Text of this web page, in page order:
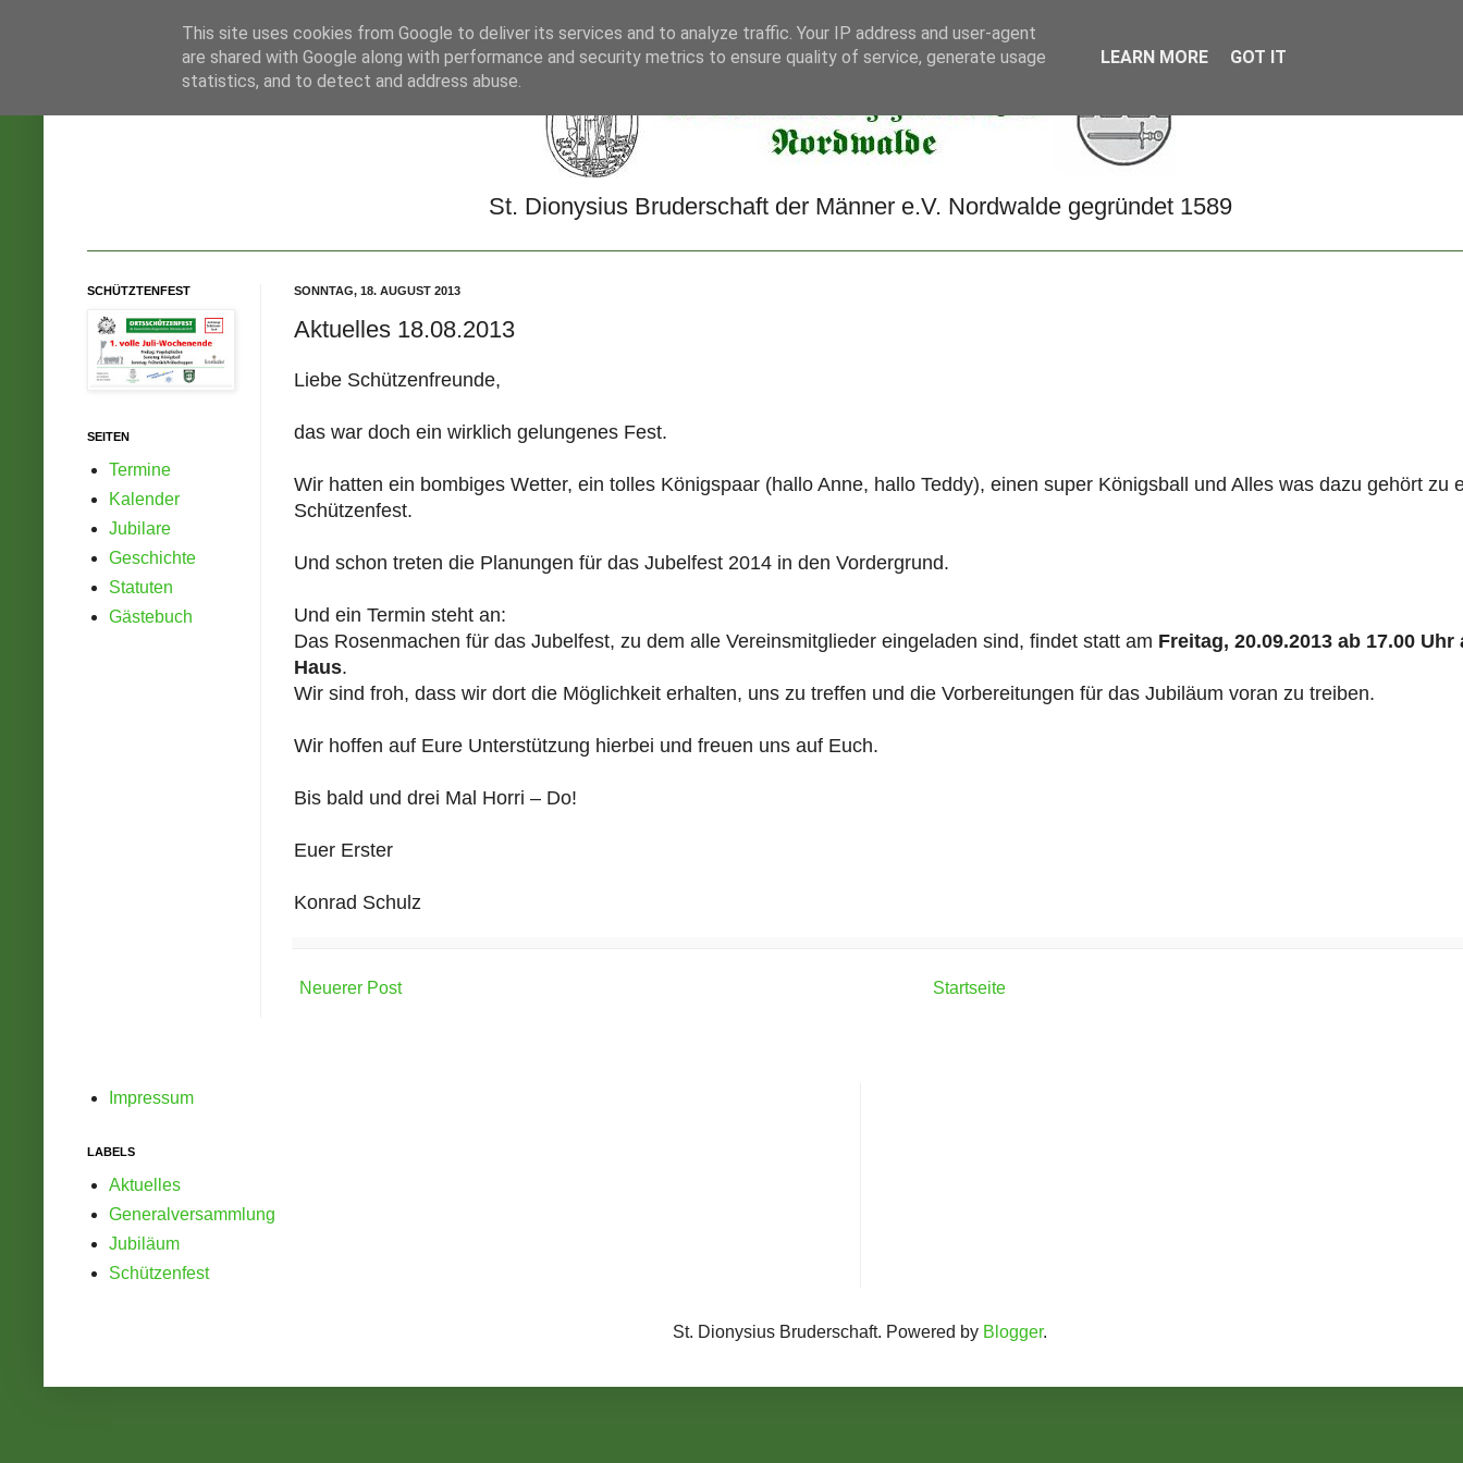
St. Dionysius Bruderschaft der Männer e.V. Nordwalde gegründet 1589
SONNTAG, 18. AUGUST 2013
Aktuelles 18.08.2013
Liebe Schützenfreunde,
das war doch ein wirklich gelungenes Fest.
Wir hatten ein bombiges Wetter, ein tolles Königspaar (hallo Anne, hallo Teddy), einen super Königsball und Alles was dazu gehört zu
Schützenfest.
Und schon treten die Planungen für das Jubelfest 2014 in den Vordergrund.
Und ein Termin steht an:
Das Rosenmachen für das Jubelfest, zu dem alle Vereinsmitglieder eingeladen sind, findet statt am Freitag, 20.09.2013 ab 17.00
Haus.
Wir sind froh, dass wir dort die Möglichkeit erhalten, uns zu treffen und die Vorbereitungen für das Jubiläum voran zu treiben.
Wir hoffen auf Eure Unterstützung hierbei und freuen uns auf Euch.
Bis bald und drei Mal Horri – Do!
Euer Erster
Konrad Schulz
Neuerer Post Startseite
SCHÜTZTENFEST
SEITEN
Termine
Kalender
Jubilare
Geschichte
Statuten
Gästebuch
Impressum
LABELS
Aktuelles
Generalversammlung
Jubiläum
Schützenfest
St. Dionysius Bruderschaft. Powered by Blogger.
This site uses cookies from Google to deliver its services and to analyze traffic. Your IP address and user-agent
are shared with Google along with performance and security metrics to ensure quality of service, generate usage
statistics, and to detect and address abuse.
LEARN MORE GOT IT